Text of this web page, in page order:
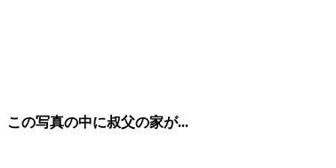
この写真の中に叔父の家が...